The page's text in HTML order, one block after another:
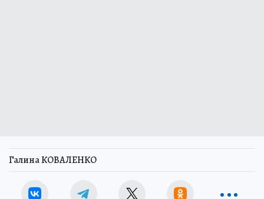
Галина КОВАЛЕНКО